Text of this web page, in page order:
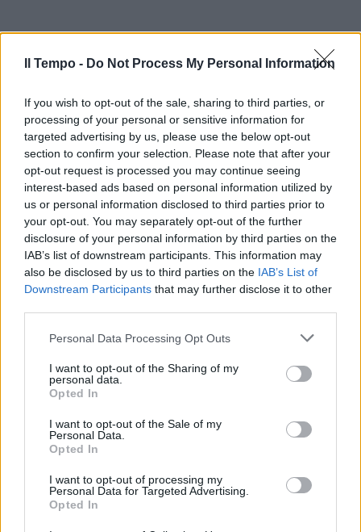
Il Tempo - Do Not Process My Personal Information
If you wish to opt-out of the sale, sharing to third parties, or
processing of your personal or sensitive information for
targeted advertising by us, please use the below opt-out
section to confirm your selection. Please note that after your
opt-out request is processed you may continue seeing
interest-based ads based on personal information utilized by
us or personal information disclosed to third parties prior to
your opt-out. You may separately opt-out of the further
disclosure of your personal information by third parties on the
IAB’s list of downstream participants. This information may
also be disclosed by us to third parties on the IAB’s List of
Downstream Participants that may further disclose it to other
Personal Data Processing Opt Outs
I want to opt-out of the Sharing of my
personal data.
Opted In
I want to opt-out of the Sale of my
Personal Data.
Opted In
I want to opt-out of processing my
Personal Data for Targeted Advertising.
Opted In
In evidenza